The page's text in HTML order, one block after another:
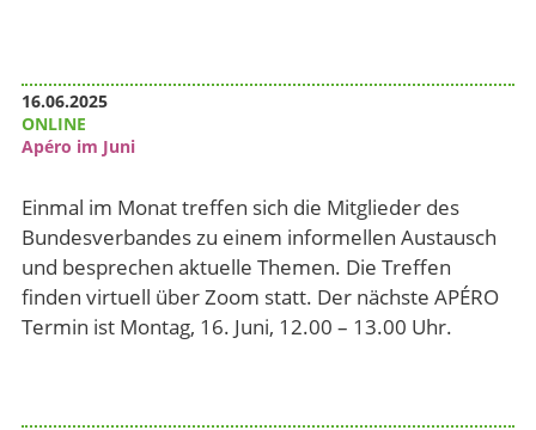
16.06.2025
ONLINE
Apéro im Juni
Einmal im Monat treffen sich die Mitglieder des
Bundesverbandes zu einem informellen Austausch
und besprechen aktuelle Themen. Die Treffen
finden virtuell über Zoom statt. Der nächste APÉRO
Termin ist Montag, 16. Juni, 12.00 – 13.00 Uhr.